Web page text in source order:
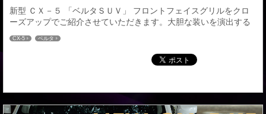
新型 ＣＸ－５ 「ベルタＳＵＶ」 フロントフェイスグリルをクロ
ーズアップでご紹介させていただきます。大胆な装いを演出する
力強く、エレガントな独自の横基調としたラインで存在感あるデ
ザインに、グリル全体の質感を高める縦３連は絶妙なバランスで
構成された奥行き感のある立体的な造形美を与え、シグネチャー
グリルをより洗練されたフロントフェイスに引き立てます。また
CX-5 ベルタ